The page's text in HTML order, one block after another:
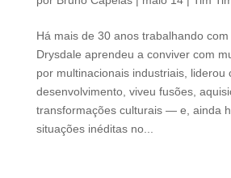
Há mais de 30 anos trabalhando
Drysdale aprendeu a conviver com
por multinacionais industriais, liderou
desenvolvimento, viveu fusões,
transformações culturais — e, ainda
situações inéditas no...